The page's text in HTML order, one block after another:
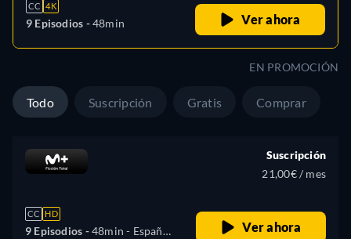
CC 4K
9 Episodios -48min Ver ahora
EN PROMOCIÓN
Todo Suscripción Gratis Comprar
CC HD
9 Episodios -48min - Español,
Suscripción
21,00€ / mes
Ver ahora